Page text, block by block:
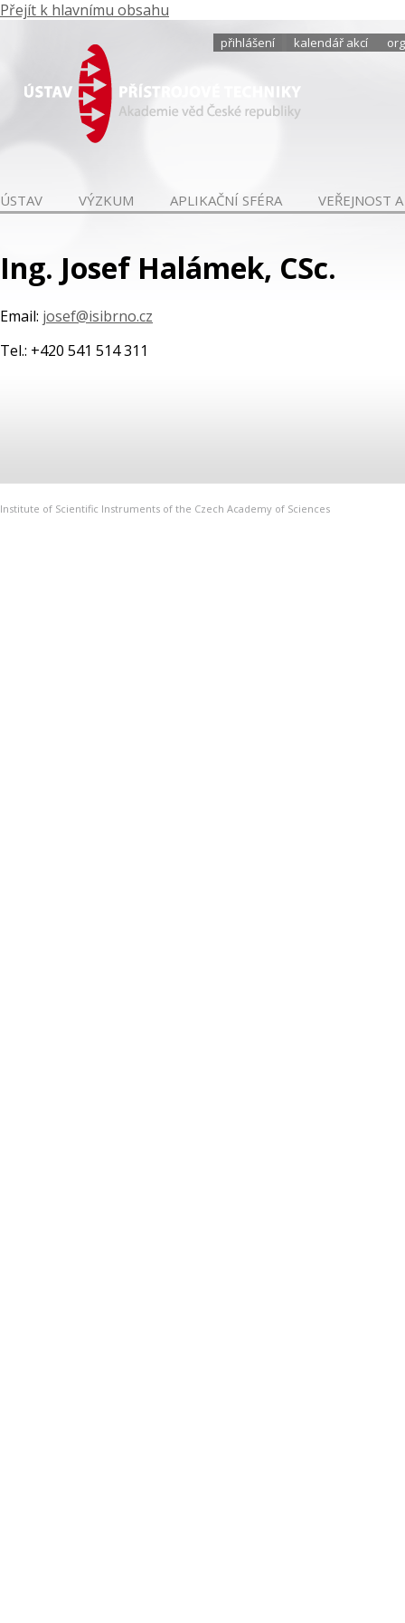
Přejít k hlavnímu obsahu
přihlášení kalendář akcí
ÚSTAV VÝZKUM APLIKAČNÍ SFÉRA VEŘEJNOST
Ing. Josef Halámek, CSc.
Email: josef@isibrno.cz
Tel.: +420 541 514 311
Institute of Scientific Instruments of the Czech Academy of Sciences